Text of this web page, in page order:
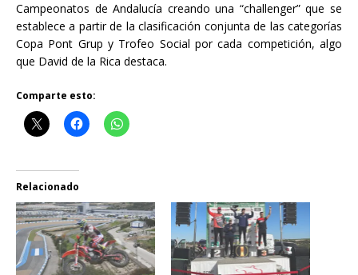
Campeonatos de Andalucía creando una “challenger” que se
establece a partir de la clasificación conjunta de las categorías
Copa Pont Grup y Trofeo Social por cada competición, algo
que David de la Rica destaca.
Comparte esto:
Relacionado